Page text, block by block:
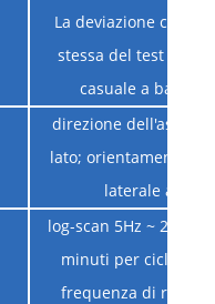
La deviazione
stessa del test di
casuale a banda
direzione dell'asse
lato; orientamento:
laterale
log-scan 5Hz ~ 200Hz
minuti per ciclo;
frequenza di